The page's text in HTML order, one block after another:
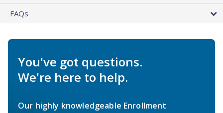
FAQs
You've got questions.
We're here to help.
Our highly knowledgeable Enrollment